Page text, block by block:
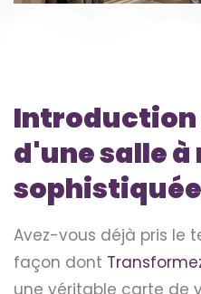
Introduction
d'une salle
sophistiquée
Avez-vous déjà pris le
façon dont
une véritable carte de